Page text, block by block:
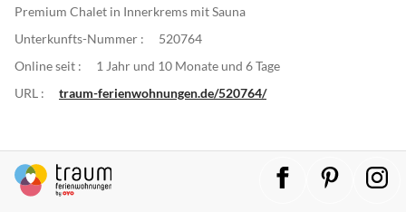
Premium Chalet in Innerkrems mit Sauna
Unterkunfts-Nummer :
520764
Online seit :
1 Jahr und 10 Monate und 6 Tage
URL :
traum-ferienwohnungen.de/520764/